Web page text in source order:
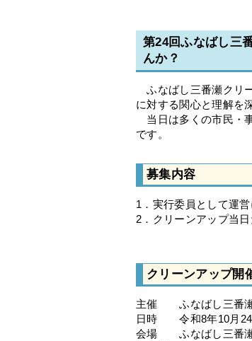
第24回ふなばし三
んか？
ふなばし三番瀬クリ
に対する関心と理解を
当日は多くの市民・
です。
募集内容
1．実行委員として運
2．クリーンアップ当
※個人の場
クリーンアップ開
主催 ふなばし三番瀬
日時 令和8年10月24
会場 ふなばし三番瀬